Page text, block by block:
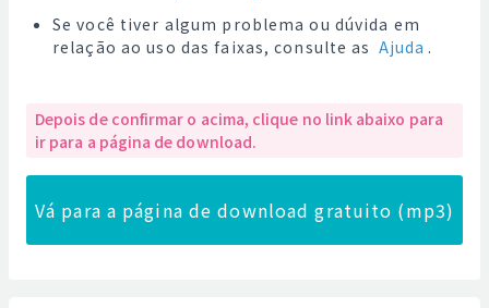
Se você tiver algum problema ou dúvida em
relação ao uso das faixas, consulte as Ajuda .
Depois de confirmar o acima, clique no link abaixo para
ir para a página de download.
Vá para a página de download gratuito (mp3)